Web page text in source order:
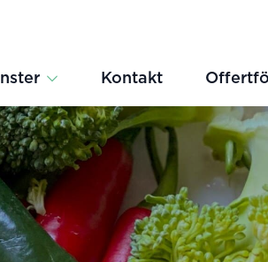
Kontakt